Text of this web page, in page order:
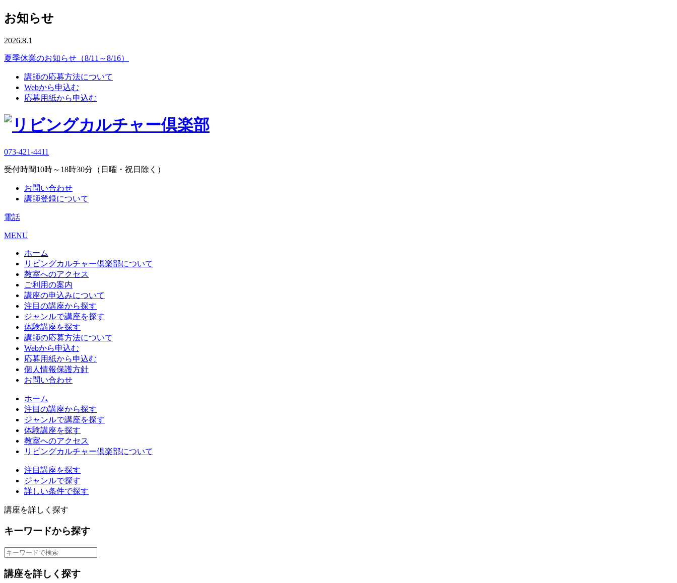
お知らせ
2026.8.1
夏季休業のお知らせ（8/11～8/16）
講師の応募方法について
Webから申込む
応募用紙から申込む
073-421-4411
受付時間10時～18時30分（日曜・祝日除く）
お問い合わせ
講師登録について
電話
MENU
ホーム
リビングカルチャー倶楽部について
教室へのアクセス
ご利用の案内
講座の申込みについて
注目の講座から探す
ジャンルで講座を探す
体験講座を探す
講師の応募方法について
Webから申込む
応募用紙から申込む
個人情報保護方針
お問い合わせ
ホーム
注目の講座から探す
ジャンルで講座を探す
体験講座を探す
教室へのアクセス
リビングカルチャー倶楽部について
注目講座を探す
ジャンルで探す
詳しい条件で探す
講座を詳しく探す
キーワードから探す
講座を詳しく探す